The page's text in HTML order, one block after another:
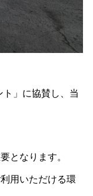
」に協賛し、当
となります。
用いただける環
トツアー スペシャルイ
ベント）